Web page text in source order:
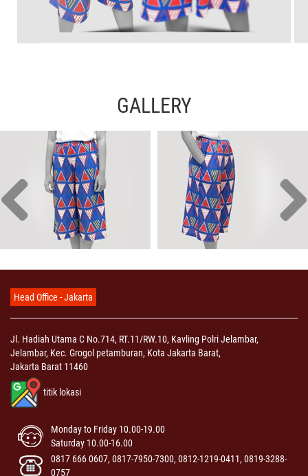
GALLERY
Head Office - Jakarta
Jl. Hadiah Utama C No.714, RT.11/RW.10, Kavling Polri Jelambar,
Jelambar, Kec. Grogol petamburan, Kota Jakarta Barat,
Jakarta Barat 11460
titik lokasi
Monday to Friday 10.00-19.00
Saturday 10.00-16.00
0817 666 0607, 0817-7950-7300, 0812-1219-0411, 0819-3288-
0757